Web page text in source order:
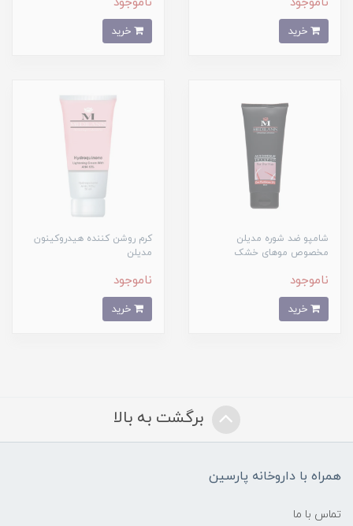
شامپو ضد شوره مدیلن
مخصوص موهای خشک
ناموجود
کرم روشن کننده هیدروکینون
مدیلن
ناموجود
برگشت به بالا
همراه با داروخانه پارسین
تماس با ما